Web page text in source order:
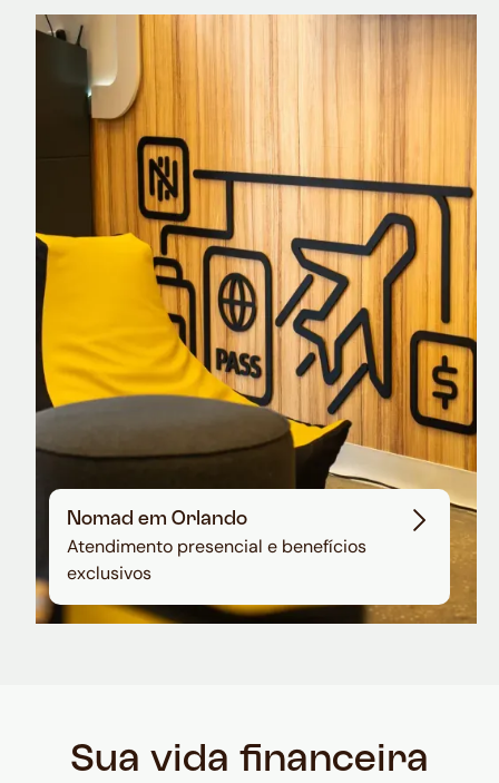
Nomad Explorer
Cartão de crédito brasileiro com cashback
em dólar
Nomad em Orlando
Atendimento presencial e benefícios
exclusivos
Sua vida financeira